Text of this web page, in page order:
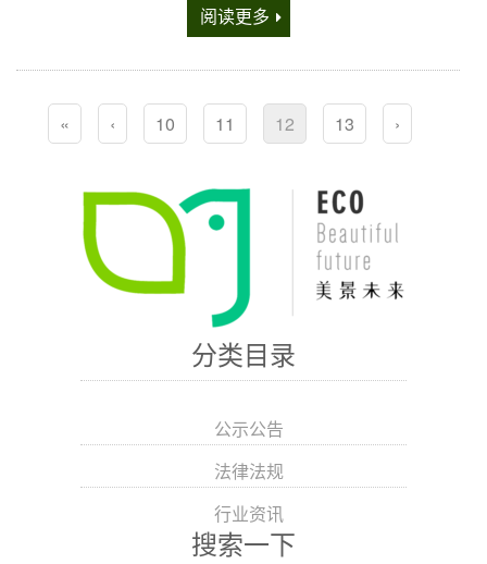
阅读更多
« ‹ 10 11 12 13 ›
分类目录
公示公告
法律法规
行业资讯
搜索一下